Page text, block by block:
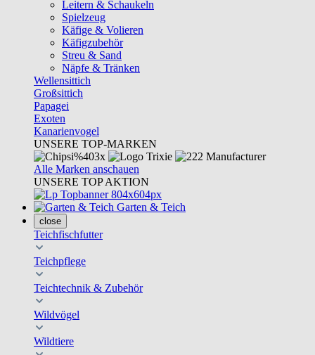
Leitern & Schaukeln
Spielzeug
Käfige & Volieren
Käfigzubehör
Streu & Sand
Näpfe & Tränken
Wellensittich
Großsittich
Papagei
Exoten
Kanarienvogel
UNSERE TOP-MARKEN
Alle Marken anschauen
UNSERE TOP AKTION
Garten & Teich
close
Teichfischfutter
Teichpflege
Teichtechnik & Zubehör
Wildvögel
Wildtiere